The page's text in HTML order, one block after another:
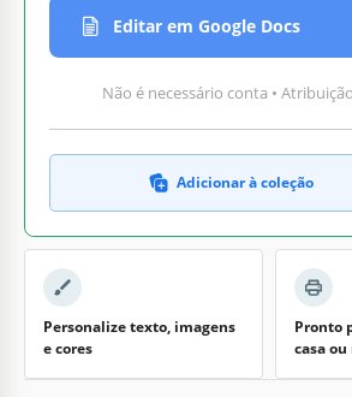
Editar em Google Docs
Não é necessário conta •
Adicionar à coleção
Personalize texto, imagens
e cores
Pronto
casa